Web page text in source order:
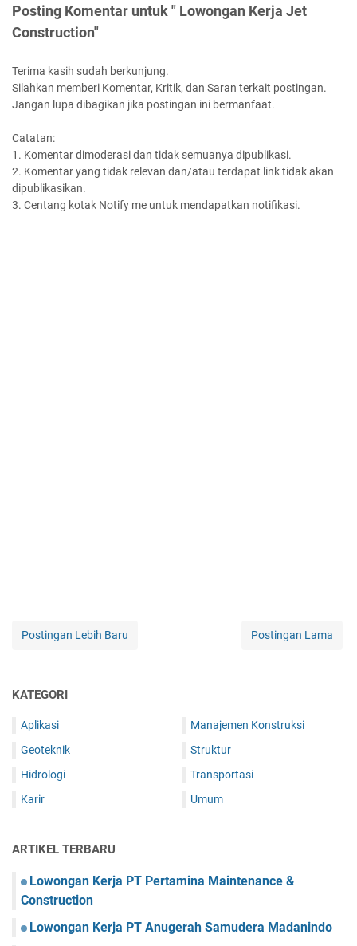
Posting Komentar untuk " Lowongan Kerja Jet
Construction"
Terima kasih sudah berkunjung.
Silahkan memberi Komentar, Kritik, dan Saran terkait postingan.
Jangan lupa dibagikan jika postingan ini bermanfaat.
Catatan:
1. Komentar dimoderasi dan tidak semuanya dipublikasi.
2. Komentar yang tidak relevan dan/atau terdapat link tidak akan
dipublikasikan.
3. Centang kotak Notify me untuk mendapatkan notifikasi.
Postingan Lebih Baru Postingan Lama
KATEGORI
Aplikasi
Geoteknik
Hidrologi
Karir
Manajemen Konstruksi
Struktur
Transportasi
Umum
ARTIKEL TERBARU
Lowongan Kerja PT Pertamina Maintenance &
Construction
Lowongan Kerja PT Anugerah Samudera Madanindo